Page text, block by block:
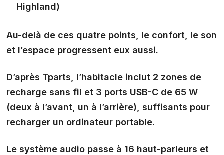
Highland)
Au-delà de ces quatre points, le confort, le son
et l’espace progressent eux aussi.
D’après Tparts, l’habitacle inclut 2 zones de
recharge sans fil et 3 ports USB-C de 65 W
(deux à l’avant, un à l’arrière), suffisants pour
recharger un ordinateur portable.
Le système audio passe à 16 haut-parleurs et